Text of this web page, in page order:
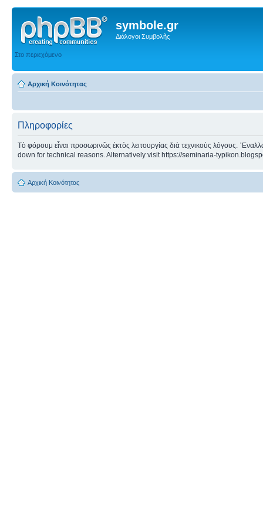
symbole.gr
Διάλογοι Συμβολῆς
Στο περιεχόμενο
Αρχική Κοινότητας
Πληροφορίες
Τὸ φόρουμ εἶναι προσωρινῶς ἐκτὸς λειτουργίας διὰ τεχνικοὺς λόγους.
down for technical reasons. Alternatively visit https://seminaria-
Αρχική Κοινότητας